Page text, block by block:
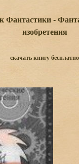
Фантастики -
изобретения
скачать книгу бесплатно